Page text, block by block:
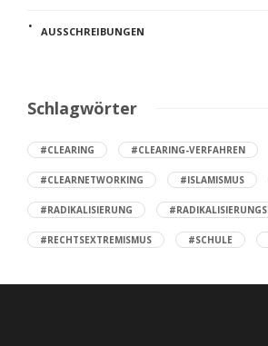
AUSSCHREIBUNGEN
Schlagwörter
#CLEARING #CLEARING-VERFAHREN
#CLEARNETWORKING #ISLAMISMUS
#RADIKALISIERUNG
#RECHTSEXTREMISMUS #SCHULE